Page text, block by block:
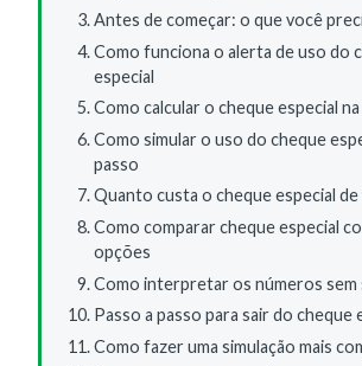
Antes de começar: o que você
Como funciona o alerta de uso do
especial
Como calcular o cheque especial
Como simular o uso do cheque
passo
Quanto custa o cheque especial
Como comparar cheque especial
opções
Como interpretar os números sem
Passo a passo para sair do cheque
Como fazer uma simulação mais